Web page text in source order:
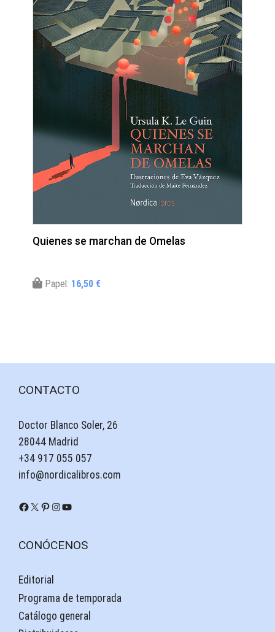
Quienes se marchan de Omelas
Papel: 16,50 €
CONTACTO
Doctor Blanco Soler, 26
28044 Madrid
+34 917 055 057
info@nordicalibros.com
Facebook
X Pinterest
Instagram
YouTube
CONÓCENOS
Editorial
Programa de temporada
Catálogo general